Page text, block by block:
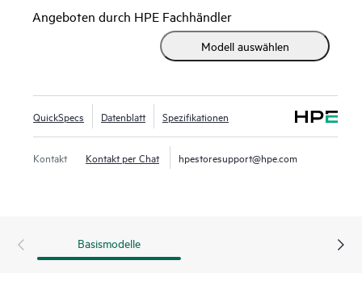
HPEs Composable Infrastructure zu erfüllen. Es ist ideal für
Unternehmen, die 32 Gb FC einsetzen möchten, um den
wachsenden Bandbreitenbedarf von Anwendungen mit All-
Flash-Speicherarrays (AFA) zu decken, sowie für Kunden,
Synergy bereitstellen möchten. Es bietet eine vereinfachte
Verwaltung durch die Nutzung der Advanced Web Tools für
den Aufbau und die laufende Wartung von Stoffen.
Angeboten durch HPE Fachhändler
Modell auswählen
QuickSpecs Datenblatt Spezifikationen
Kontakt Kontakt per Chat hpestoresupport@hpe.com
Basismodelle